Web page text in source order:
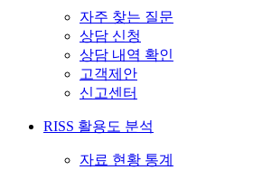
자주 찾는 질문
상담 신청
상담 내역 확인
고객제안
신고센터
RISS 활용도 분석
자료 현황 통계